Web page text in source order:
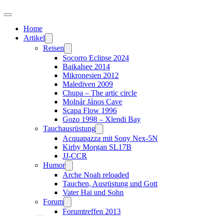
Home
Artikel
Reisen
Socorro Eclipse 2024
Baikalsee 2014
Mikronesien 2012
Malediven 2009
Chupa – The artic circle
Molnár János Cave
Scapa Flow 1996
Gozo 1998 – Xlendi Bay
Tauchausrüstung
Acquapazza mit Sony Nex-5N
Kirby Morgan SL17B
JJ-CCR
Humor
Arche Noah reloaded
Tauchen, Ausrüstung und Gott
Vater Hai und Sohn
Forum
Forumtreffen 2013